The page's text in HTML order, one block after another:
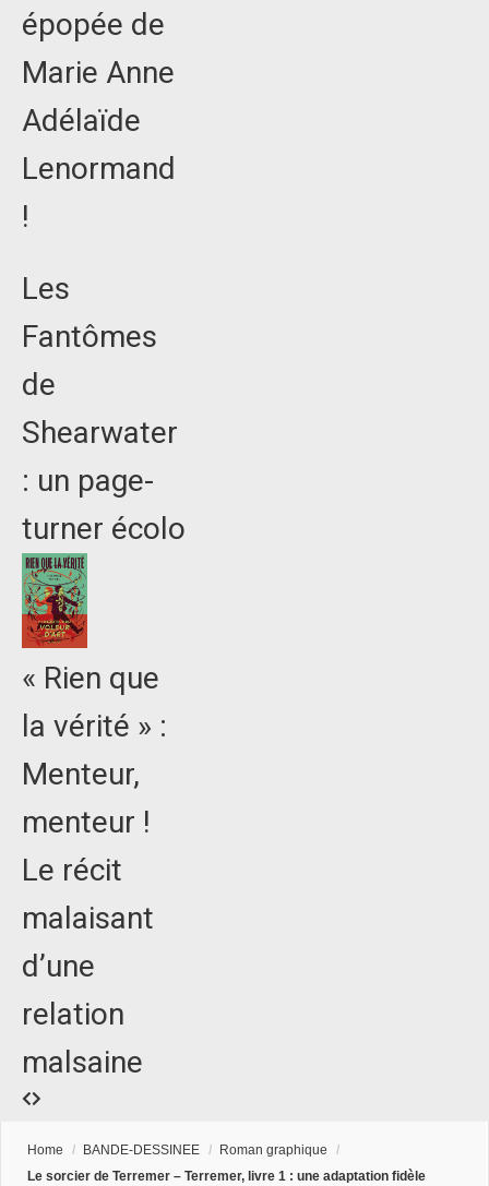
épopée de
Marie Anne
Adélaïde
Lenormand
!
Les
Fantômes
de
Shearwater
: un page-
turner écolo
« Rien que
la vérité » :
Menteur,
menteur !
Le récit
malaisant
d’une
relation
malsaine
Home / BANDE-DESSINEE / Roman graphique
/
Le sorcier de Terremer – Terremer, livre 1 : une adaptation fidèle